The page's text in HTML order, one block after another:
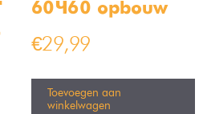
60×60 opbouw
€29,99
Toevoegen aan
winkelwagen